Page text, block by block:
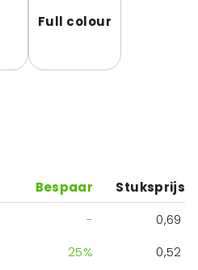
Full colour
Bespaar
Stuksprijs
-
0,69
25%
0,52